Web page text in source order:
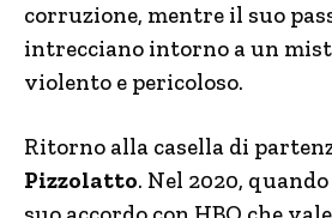
corruzione, mentre il suo
intrecciano intorno a un
violento e pericoloso.
Ritorno alla casella di
Pizzolatto. Nel 2020,